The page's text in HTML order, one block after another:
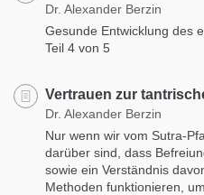
Dr. Alexander Berzin
Gesunde Entwicklung des
Teil 4 von 5
Vertrauen zur
Dr. Alexander Berzin
Nur wenn wir vom Sutra-
darüber sind, dass
sowie ein Verständnis
Methoden funktionieren,